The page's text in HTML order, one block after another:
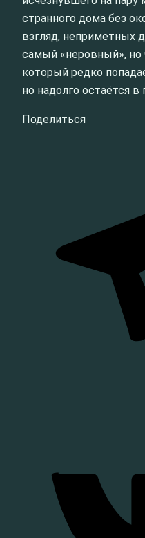
странного дома без
взгляд, неприметных
самый «неровный»,
который редко
но надолго остаётся
Поделиться